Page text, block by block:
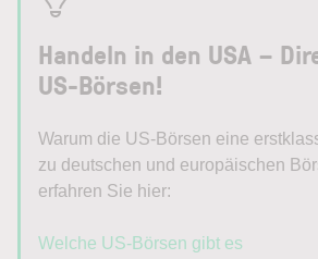
Handeln in den USA –
US-Börsen!
Warum die US-Börsen eine
zu deutschen und europäischen
erfahren Sie hier:
Welche US-Börsen gibt es